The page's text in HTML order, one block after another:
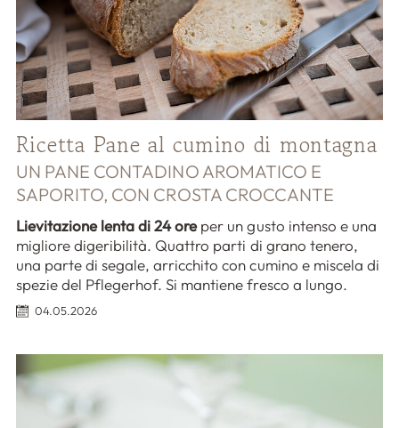
Ricetta Pane al cumino di montagna
UN PANE CONTADINO AROMATICO E
SAPORITO, CON CROSTA CROCCANTE
Lievitazione lenta di 24 oreper un gusto intenso e una
migliore digeribilità. Quattro parti di grano tenero,
una parte di segale, arricchito con cumino e miscela di
spezie del Pflegerhof. Si mantiene fresco a lungo.
04.05.2026